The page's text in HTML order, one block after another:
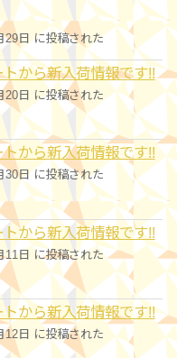
29日 に投稿された
から新入荷情報です!!
20日 に投稿された
から新入荷情報です!!
30日 に投稿された
から新入荷情報です!!
11日 に投稿された
から新入荷情報です!!
12日 に投稿された